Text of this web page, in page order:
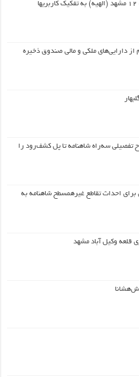
از دارایی‌های ملکی و مالی صندوق ذخیره
تفصیلی سه‌راه شاهنامه تا پل کشف‌رود را
برای احداث تقاطع غیرهمسطح شاهنامه به
قلعه وکیل آباد مشهد